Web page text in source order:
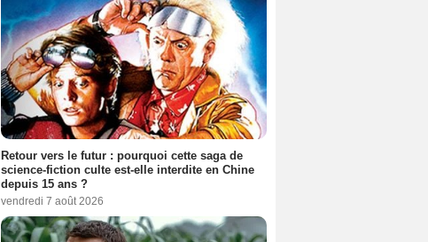
Retour vers le futur : pourquoi cette saga de
science-fiction culte est-elle interdite en Chine
depuis 15 ans ?
vendredi 7 août 2026